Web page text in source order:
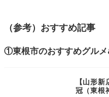
（参考）おすすめ記事
①東根市のおすすめグルメ
【山形
冠（東根